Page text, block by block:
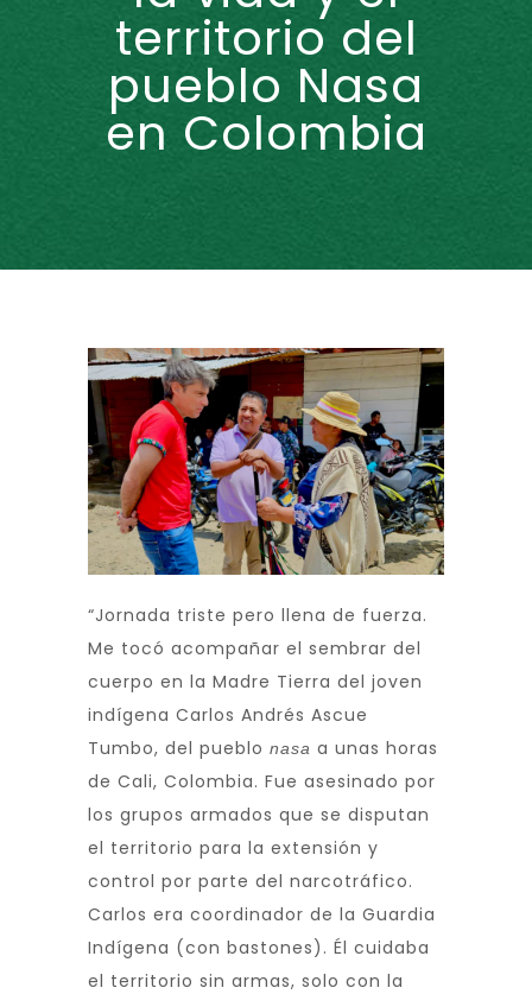
territorio del
pueblo Nasa
en Colombia
“Jornada triste pero llena de fuerza.
Me tocó acompañar el sembrar del
cuerpo en la Madre Tierra del joven
indígena Carlos Andrés Ascue
Tumbo, del pueblo nasa a unas horas
de Cali, Colombia. Fue asesinado por
los grupos armados que se disputan
el territorio para la extensión y
control por parte del narcotráfico.
Carlos era coordinador de la Guardia
Indígena (con bastones). Él cuidaba
el territorio sin armas, solo con la